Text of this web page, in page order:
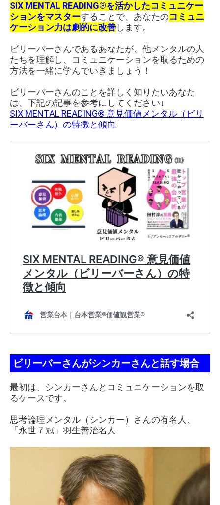
SIX MENTAL READING®を活かしたコミュニケー
ションをマスターすることで、あなたのコミュニ
ケーション力は劇的に改善します。
ビリーバーさんであるあなたが、他メンタルの人
たちを理解し、コミュニケーションを取るための
方法を一緒に学んでいきましょう！
ビリーバーさんのことを詳しく知りたいあなた
は、下記の記事を参考にしてください↓
SIX MENTAL READING® 意見価値メンタル（ビリ
ーバーさん）の特徴と傾向
ビリーバーさんがシンカーさんと話す場合
最初は、シンカーさんとコミュニケーションを取
るケースです。
思考論理メンタル（シンカー）さんの有名人、
「永世７冠」羽生善治名人